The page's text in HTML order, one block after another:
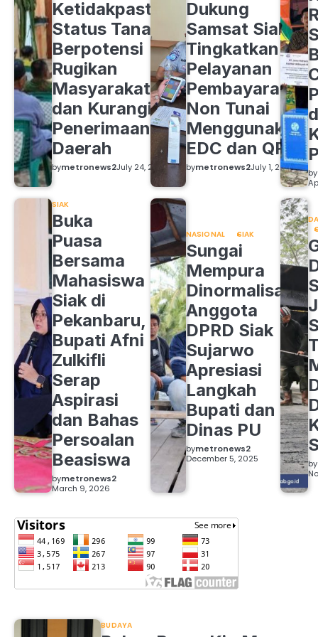
Ketidakpastian
Status Tanah
Berpotensi
Rugikan
Masyarakat
dan Kurangi
Penerimaan
Daerah
bymetronews2July 24, 2026
Dukung
Samsat Siak
Tingkatkan
Pelayanan
Pembayaran
Non Tunai
Menggunakan
EDC dan QRIS
bymetronews2July 1, 2026 by
SIAK
Buka
Puasa
Bersama
Mahasiswa
Siak di
Pekanbaru,
Bupati Afni
Zulkifli
Serap
Aspirasi
dan Bahas
Persoalan
Beasiswa
bymetronews2
March 9, 2026
NASIONAL SIAK
Sungai
Mempura
Dinormalisasi,
Anggota
DPRD Siak
Sujarwo
Apresiasi
Langkah
Bupati dan
Dinas PU
bymetronews2
December 5, 2025
by
BUDAYA